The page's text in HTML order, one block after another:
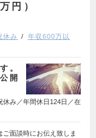
円）
休み
年収600万以
。
開
休み／年間休日124日／在
面談時にお伝え致しま